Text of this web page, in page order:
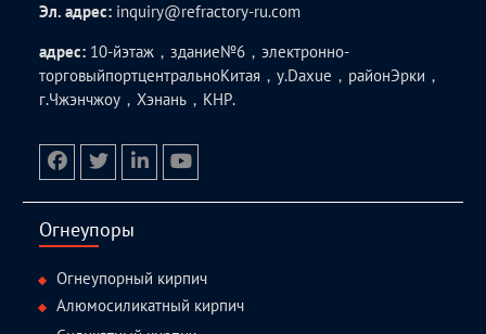
Эл. адрес: inquiry@refractory-ru.com
адрес: 10-йэтаж，здание№6，электронно-
торговыйпортцентральноКитая，у.Daxue，районЭрки，
г.Чжэнчжоу，Хэнань，КНР.
Огнеупоры
Огнеупорный кирпич
Алюмосиликатный кирпич